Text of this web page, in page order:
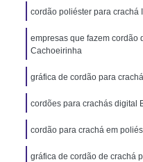
Cordão para Crachá
Personalizados Santa
Personalizada Rio de
Crachá Minas Gerais
Personalizada Rio de
Rio Grande do
Cordão de Pescoço
cordão poliéster para crachá
empresas que fazem cordão
Cachoeirinha
gráfica de cordão para
cordões para crachás digital
cordão para crachá em
gráfica de cordão de crachá